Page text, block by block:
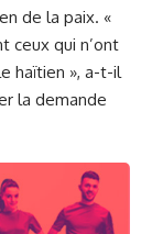
de la paix. «
ceux qui n’ont
haïtien », a-t-il
la demande